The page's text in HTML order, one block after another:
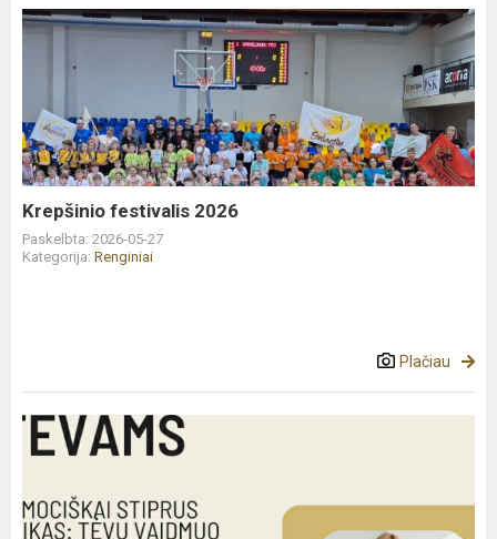
Krepšinio
Krepšinio festivalis 2026
Paskelbta: 2026-05-27
Kategorija: Renginiai
Plačiau
Paskaita
tevams